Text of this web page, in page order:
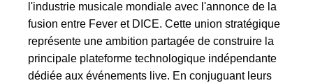
l'industrie musicale mondiale avec l'annonce de la
fusion entre Fever et DICE. Cette union stratégique
représente une ambition partagée de construire la
principale plateforme technologique indépendante
dédiée aux événements live. En conjuguant leurs